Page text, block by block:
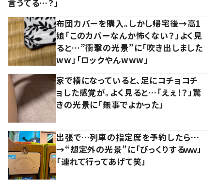
言うてる…？」
布団カバーを購入。しかし帰宅後→高1
娘「このカバーなんか怖くない？」よく見
ると…”衝撃の光景”に「吹き出しました
ww」「ロックやんwww」
家で横になっていると、足にコチョコチ
ョした感覚が。よく見ると…「えぇ！？」驚
きの光景に「無事でよかった」
出張で…列車の指定席を予約したら…
→“想定外の光景”に「びっくりするｗｗ」
「連れて行ってあげて笑」